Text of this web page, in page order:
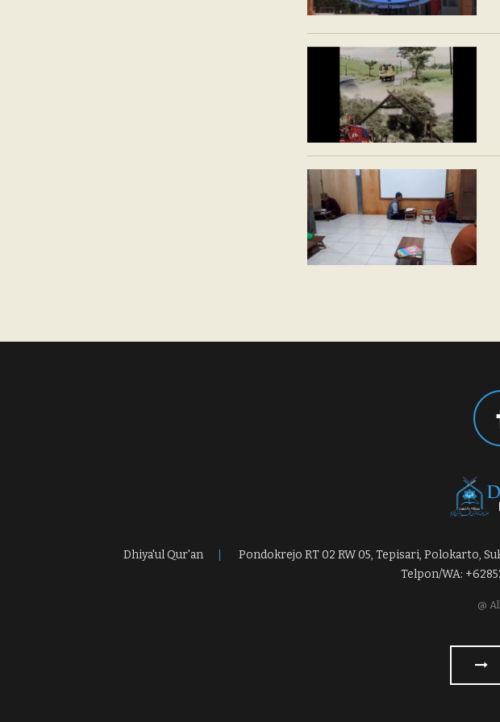
Dhiya'ul Qur'an Pondokrejo RT 02 RW 05, Tepisari, Polokarto,
Telpon/WA:
@